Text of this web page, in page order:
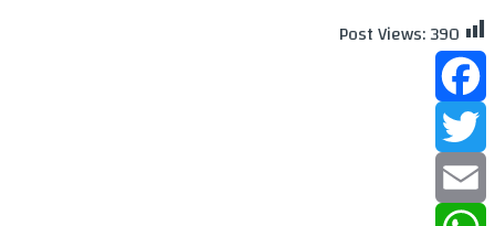
Post Views:390
Facebook
Twitter